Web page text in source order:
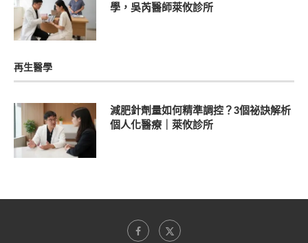
學，吳芮醫師萊攸診所
再生醫學
減肥針劑量如何精準調控？3個祕訣解析
個人化醫療｜萊攸診所